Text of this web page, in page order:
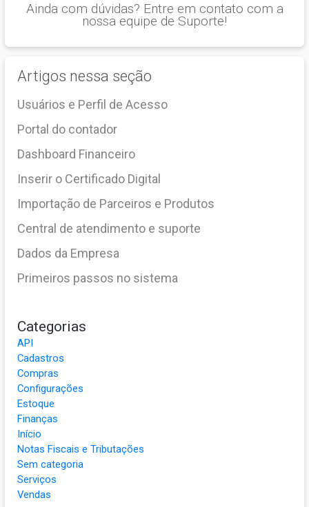
Ainda com dúvidas? Entre em contato com a
nossa equipe de Suporte!
Artigos nessa seção
Usuários e Perfil de Acesso
Portal do contador
Dashboard Financeiro
Inserir o Certificado Digital
Importação de Parceiros e Produtos
Central de atendimento e suporte
Dados da Empresa
Primeiros passos no sistema
Categorias
API
Cadastros
Compras
Configurações
Estoque
Finanças
Início
Notas Fiscais e Tributações
Sem categoria
Serviços
Vendas